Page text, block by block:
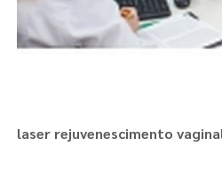
laser rejuvenescimento